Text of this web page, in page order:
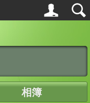
相簿